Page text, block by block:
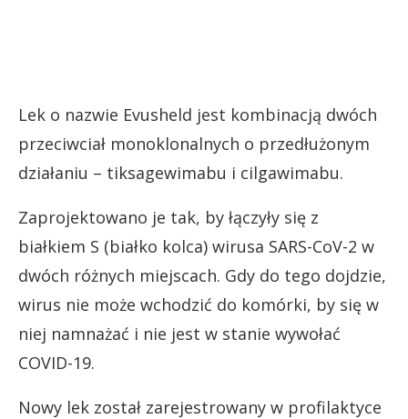
Lek o nazwie Evusheld jest kombinacją dwóch
przeciwciał monoklonalnych o przedłużonym
działaniu – tiksagewimabu i cilgawimabu.
Zaprojektowano je tak, by łączyły się z
białkiem S (białko kolca) wirusa SARS-CoV-2 w
dwóch różnych miejscach. Gdy do tego dojdzie,
wirus nie może wchodzić do komórki, by się w
niej namnażać i nie jest w stanie wywołać
COVID-19.
Nowy lek został zarejestrowany w profilaktyce